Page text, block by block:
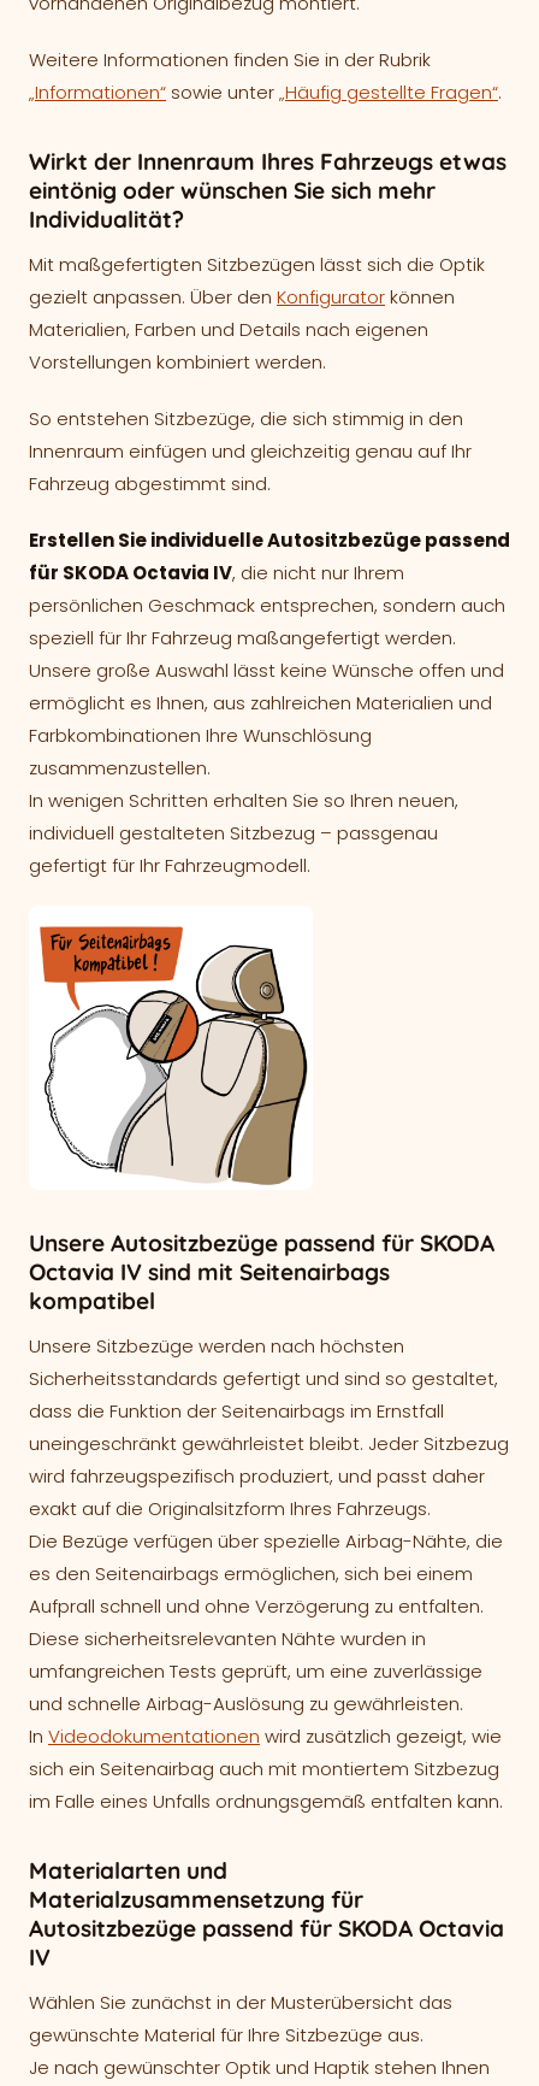
Weitere Informationen finden Sie in der Rubrik
„Informationen“ sowie unter„Häufig gestellte Fragen“.
Wirkt der Innenraum Ihres Fahrzeugs etwas
eintönig oder wünschen Sie sich mehr
Individualität?
Mit maßgefertigten Sitzbezügen lässt sich die Optik
gezielt anpassen. Über den Konfiguratorkönnen
Materialien, Farben und Details nach eigenen
Vorstellungen kombiniert werden.
So entstehen Sitzbezüge, die sich stimmig in den
Innenraum einfügen und gleichzeitig genau auf Ihr
Fahrzeug abgestimmt sind.
Erstellen Sie individuelle Autositzbezüge passend
für SKODA Octavia IV, die nicht nur Ihrem
persönlichen Geschmack entsprechen, sondern auch
speziell für Ihr Fahrzeug maßangefertigt werden.
Unsere große Auswahl lässt keine Wünsche offen und
ermöglicht es Ihnen, aus zahlreichen Materialien und
Farbkombinationen Ihre Wunschlösung
zusammenzustellen.
In wenigen Schritten erhalten Sie so Ihren neuen,
individuell gestalteten Sitzbezug – passgenau
gefertigt für Ihr Fahrzeugmodell.
Unsere Autositzbezüge passend für SKODA
Octavia IV sind mit Seitenairbags
kompatibel
Unsere Sitzbezüge werden nach höchsten
Sicherheitsstandards gefertigt und sind so gestaltet,
dass die Funktion der Seitenairbags im Ernstfall
uneingeschränkt gewährleistet bleibt. Jeder Sitzbezug
wird fahrzeugspezifisch produziert, und passt daher
exakt auf die Originalsitzform Ihres Fahrzeugs.
Die Bezüge verfügen über spezielle Airbag-Nähte, die
es den Seitenairbags ermöglichen, sich bei einem
Aufprall schnell und ohne Verzögerung zu entfalten.
Diese sicherheitsrelevanten Nähte wurden in
umfangreichen Tests geprüft, um eine zuverlässige
und schnelle Airbag-Auslösung zu gewährleisten.
In Videodokumentationen wird zusätzlich gezeigt, wie
sich ein Seitenairbag auch mit montiertem Sitzbezug
im Falle eines Unfalls ordnungsgemäß entfalten kann.
Materialarten und
Materialzusammensetzung für
Autositzbezüge passend für SKODA Octavia
IV
Wählen Sie zunächst in der Musterübersicht das
gewünschte Material für Ihre Sitzbezüge aus.
Je nach gewünschter Optik und Haptik stehen Ihnen